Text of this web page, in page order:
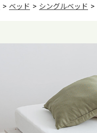
> ベッド > シングルベッド >